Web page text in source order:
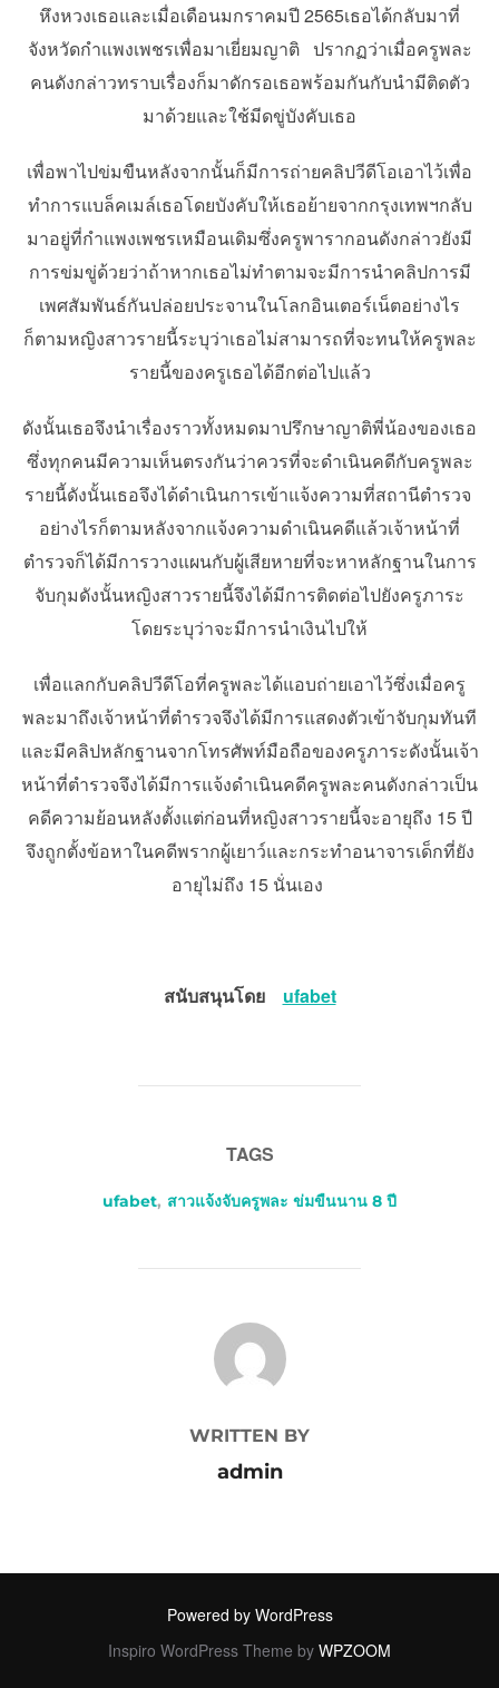
หึงหวงเธอและเมื่อเดือนมกราคมปี 2565เธอได้กลับมาที่
จังหวัดกำแพงเพชรเพื่อมาเยี่ยมญาติ ปรากฏว่าเมื่อครูพละ
คนดังกล่าวทราบเรื่องก็มาดักรอเธอพร้อมกันกับนำมีติดตัว
มาด้วยและใช้มีดขู่บังคับเธอ
เพื่อพาไปข่มขืนหลังจากนั้นก็มีการถ่ายคลิปวีดีโอเอาไว้เพื่อ
ทำการแบล็คเมล์เธอโดยบังคับให้เธอย้ายจากกรุงเทพฯกลับ
มาอยู่ที่กำแพงเพชรเหมือนเดิมซึ่งครูพารากอนดังกล่าวยังมี
การข่มขู่ด้วยว่าถ้าหากเธอไม่ทำตามจะมีการนำคลิปการมี
เพศสัมพันธ์กันปล่อยประจานในโลกอินเตอร์เน็ตอย่างไร
ก็ตามหญิงสาวรายนี้ระบุว่าเธอไม่สามารถที่จะทนให้ครูพละ
รายนี้ของครูเธอได้อีกต่อไปแล้ว
ดังนั้นเธอจึงนำเรื่องราวทั้งหมดมาปรึกษาญาติพี่น้องของเธอ
ซึ่งทุกคนมีความเห็นตรงกันว่าควรที่จะดำเนินคดีกับครูพละ
รายนี้ดังนั้นเธอจึงได้ดำเนินการเข้าแจ้งความที่สถานีตำรวจ
อย่างไรก็ตามหลังจากแจ้งความดำเนินคดีแล้วเจ้าหน้าที่
ตำรวจก็ได้มีการวางแผนกับผู้เสียหายที่จะหาหลักฐานในการ
จับกุมดังนั้นหญิงสาวรายนี้จึงได้มีการติดต่อไปยังครูภาระ
โดยระบุว่าจะมีการนำเงินไปให้
เพื่อแลกกับคลิปวีดีโอที่ครูพละได้แอบถ่ายเอาไว้ซึ่งเมื่อครู
พละมาถึงเจ้าหน้าที่ตำรวจจึงได้มีการแสดงตัวเข้าจับกุมทันที
และมีคลิปหลักฐานจากโทรศัพท์มือถือของครูภาระดังนั้นเจ้า
หน้าที่ตำรวจจึงได้มีการแจ้งดำเนินคดีครูพละคนดังกล่าวเป็น
คดีความย้อนหลังตั้งแต่ก่อนที่หญิงสาวรายนี้จะอายุถึง 15 ปี
จึงถูกตั้งข้อหาในคดีพรากผู้เยาว์และกระทำอนาจารเด็กที่ยัง
อายุไม่ถึง 15 นั่นเอง
สนับสนุนโดย ufabet
TAGS
ufabet, สาวแจ้งจับครูพละ ข่มขืนนาน 8 ปี
POST AUTHOR
WRITTEN BY
admin
Powered by WordPress
Inspiro WordPress Theme by WPZOOM